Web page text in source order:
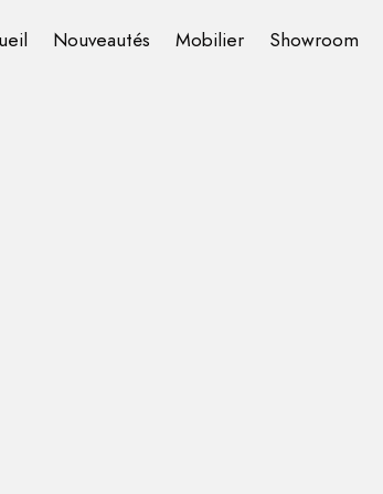
Nouveautés Mobilier Showroom